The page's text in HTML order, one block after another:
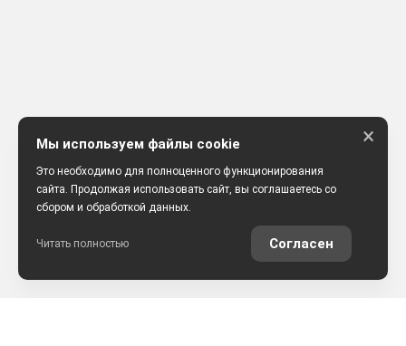
Мы используем файлы cookie
Это необходимо для полноценного функционирования
сайта. Продолжая использовать сайт, вы соглашаетесь со
сбором и обработкой данных.
Читать полностью Согласен
×